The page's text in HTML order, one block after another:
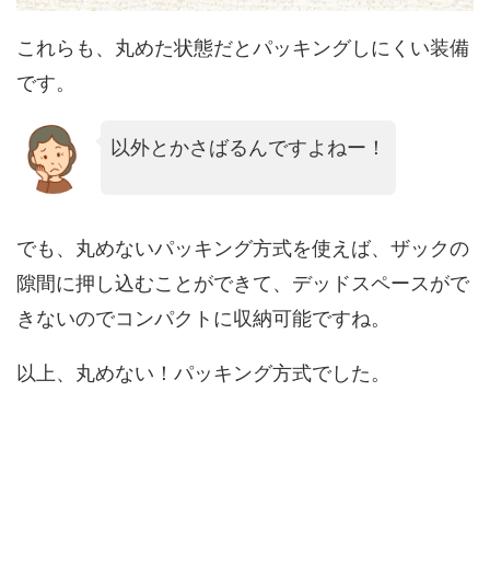
これらも、丸めた状態だとパッキングしにくい装備
です。
以外とかさばるんですよねー！
でも、丸めないパッキング方式を使えば、ザックの
隙間に押し込むことができて、デッドスペースがで
きないのでコンパクトに収納可能ですね。
以上、丸めない！パッキング方式でした。